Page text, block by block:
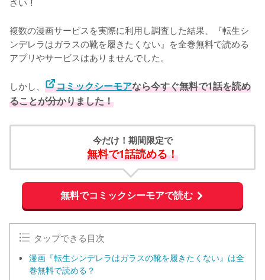
複数の漫画サービスを実際に利用し調査した結果、『転生シ
ンデレラはガラスの靴を履きたくない』を全巻無料で読める
アプリやサービスはありませんでした。
しかし、 コミックシーモアなら今すぐ無料で1話を読め
ることが分かりました！
今だけ！期間限定で
無料で1話読める！
無料でコミックシーモアで読む
タップできる目次
漫画『転生シンデレラはガラスの靴を履きたくない』は全
巻無料で読める？